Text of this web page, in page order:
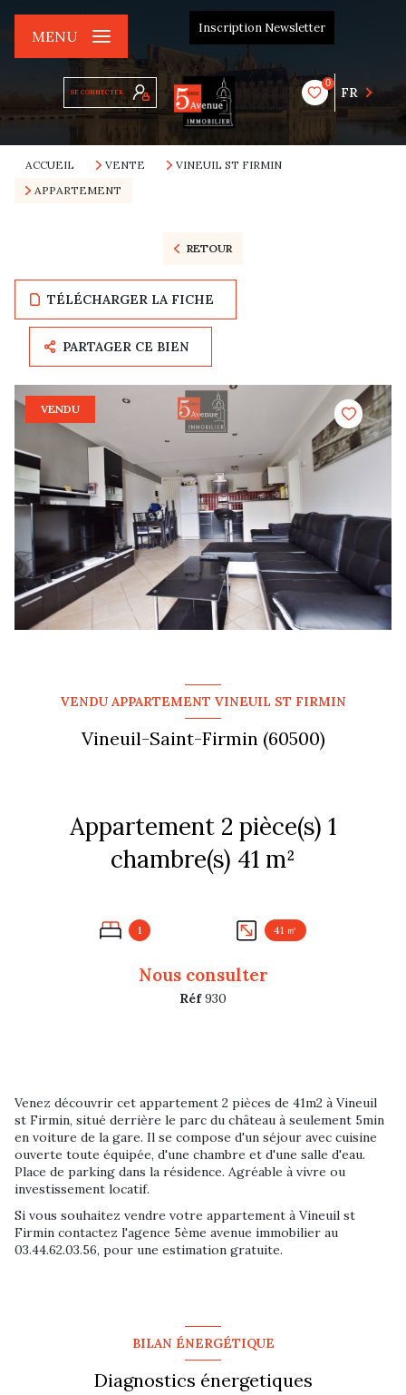
SE CONNECTER
Inscription Newsletter
0
FR
MENU
ACCUEIL VENTE
VINEUIL ST FIRMIN
APPARTEMENT
RETOUR
TÉLÉCHARGER LA FICHE
PARTAGER CE BIEN
VENDU
VENDU APPARTEMENT VINEUIL ST FIRMIN
Vineuil-Saint-Firmin (60500)
Appartement 2 pièce(s) 1
chambre(s) 41 m²
1 41 ㎡
Nous consulter
Réf930
Venez découvrir cet appartement 2 pièces de 41m2 à Vineuil
st Firmin, situé derrière le parc du château à seulement 5min
en voiture de la gare. Il se compose d'un séjour avec cuisine
ouverte toute équipée, d'une chambre et d'une salle d'eau.
Place de parking dans la résidence. Agréable à vivre ou
investissement locatif.
Si vous souhaitez vendre votre appartement à Vineuil st
Firmin contactez l'agence 5ème avenue immobilier au
03.44.62.03.56, pour une estimation gratuite.
BILAN ÉNERGÉTIQUE
Diagnostics énergetiques